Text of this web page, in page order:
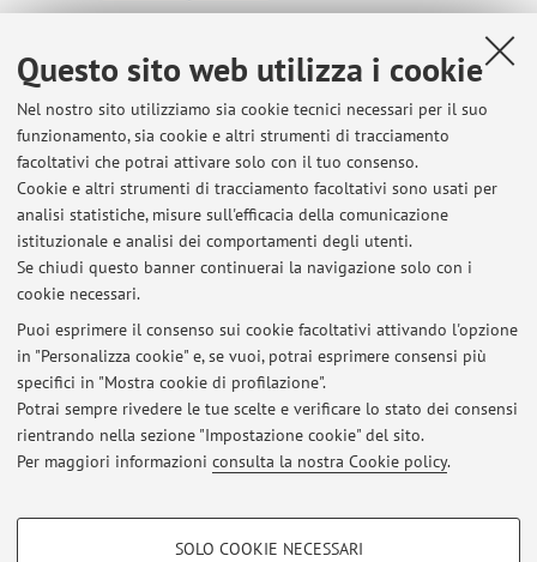
Questo sito web utilizza i cookie
Nel nostro sito utilizziamo sia cookie tecnici necessari per il suo
funzionamento, sia cookie e altri strumenti di tracciamento
facoltativi che potrai attivare solo con il tuo consenso.
Cookie e altri strumenti di tracciamento facoltativi sono usati per
analisi statistiche, misure sull'efficacia della comunicazione
istituzionale e analisi dei comportamenti degli utenti.
Se chiudi questo banner continuerai la navigazione solo con i
cookie necessari.
Puoi esprimere il consenso sui cookie facoltativi attivando l'opzione
in "Personalizza cookie" e, se vuoi, potrai esprimere consensi più
specifici in "Mostra cookie di profilazione".
Potrai sempre rivedere le tue scelte e verificare lo stato dei consensi
rientrando nella sezione "Impostazione cookie" del sito.
Per maggiori informazioni consulta la nostra Cookie policy.
COOKIE DI PROFILAZIONE - FACOLTATIVI
SOLO COOKIE NECESSARI
Dipartimento di Beni Culturali
Via degli Ariani 1, Ravenna -Vai alla mappa
Risorse in rete
ORCID
Ultimi avvisi
Al momento non sono presenti avvisi.